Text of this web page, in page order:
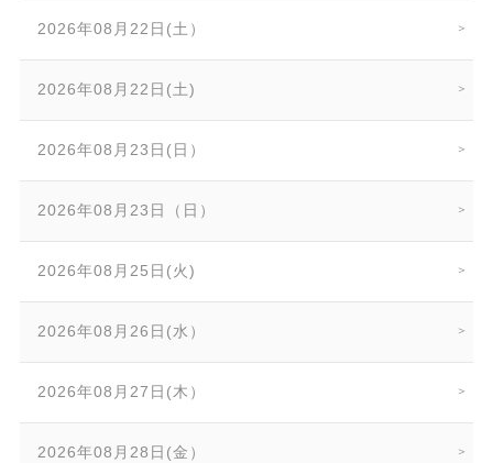
2026年08月22日(土）
2026年08月22日(土)
2026年08月23日(日）
2026年08月23日（日）
2026年08月25日(火)
2026年08月26日(水）
2026年08月27日(木）
2026年08月28日(金）